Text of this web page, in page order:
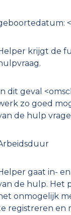
krijgt de
dit geval
zo goed
de hulp
gaat in-
de hulp. Het
onmogelijk
registreren en